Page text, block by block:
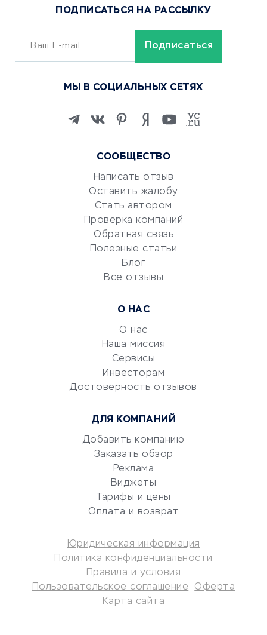
Сервисы доставки
ОБУЧЕНИЕ И РАБОТА
Изучение иностранных
Маркетинг и продажи
Репетиторство
Красота и здоровье
Сервисы по поиску работы
Сетевой маркетинг
УСЛУГИ ДЛЯ БИЗНЕСА
документооборот
Консалтинговые компании
Аудиторские компании
Бухгалтерия онлайн
КРЕДИТЫ И ЗАЙМЫ
Потребительские кредиты
Кредитные карты
Дебетовые карты
СООБЩЕСТВО
Написать отзыв
Оставить жалобу
Стать автором
Проверка компаний
Обратная связь
Полезные статьи
Блог
Все отзывы
О НАС
О нас
Наша миссия
Сервисы
Инвесторам
Достоверность отзывов
ДЛЯ КОМПАНИЙ
Добавить компанию
Заказать обзор
Реклама
Виджеты
Тарифы и цены
Оплата и возврат
ПОДПИСАТЬСЯ НА РАССЫЛКУ
МЫ В СОЦИАЛЬНЫХ СЕТЯХ
Юридическая информация
Политика конфиденциальности
Правила и условия
Пользовательское соглашение
Оферта
Карта сайта